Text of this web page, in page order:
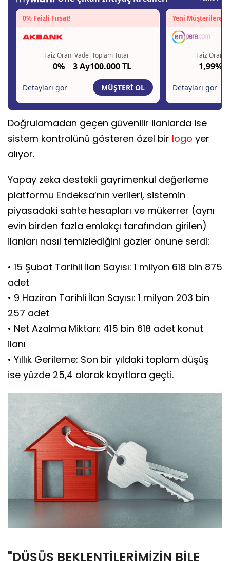
Doğrulamadan geçen güvenilir ilanlarda ise
sistem kontrolünü gösteren özel bir logo yer
alıyor.
Yapay zeka destekli gayrimenkul değerleme
platformu Endeksa’nın verileri, sistemin
piyasadaki sahte hesapları ve mükerrer (aynı
evin birden fazla emlakçı tarafından girilen)
ilanları nasıl temizlediğini gözler önüne serdi:
• 15 Şubat Tarihli İlan Sayısı: 1 milyon 618 bin 875
adet
• 9 Haziran Tarihli İlan Sayısı: 1 milyon 203 bin
257 adet
• Net Azalma Miktarı: 415 bin 618 adet konut
ilanı
• Yıllık Gerileme: Son bir yıldaki toplam düşüş
ise yüzde 25,4 olarak kayıtlara geçti.
"DÜŞÜŞ BEKLENTİLERİMİZİN BİLE